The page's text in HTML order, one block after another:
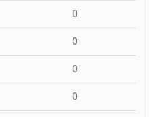
0
0
0
0